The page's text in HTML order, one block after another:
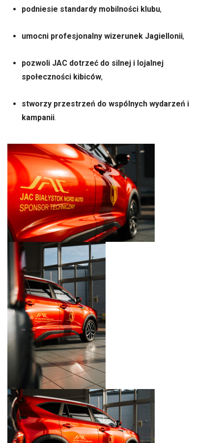
podniesie standardy mobilności klubu,
umocni profesjonalny wizerunek Jagiellonii,
pozwoli JAC dotrzeć do silnej i lojalnej
społeczności kibiców,
stworzy przestrzeń do wspólnych wydarzeń i
kampanii.